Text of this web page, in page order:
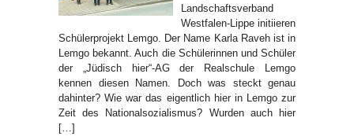
Landschaftsverband
Westfalen-Lippe initiieren
Schülerprojekt Lemgo. Der Name Karla Raveh ist in
Lemgo bekannt. Auch die Schülerinnen und Schüler
der „Jüdisch hier“-AG der Realschule Lemgo
kennen diesen Namen. Doch was steckt genau
dahinter? Wie war das eigentlich hier in Lemgo zur
Zeit des Nationalsozialismus? Wurden auch hier
[…]